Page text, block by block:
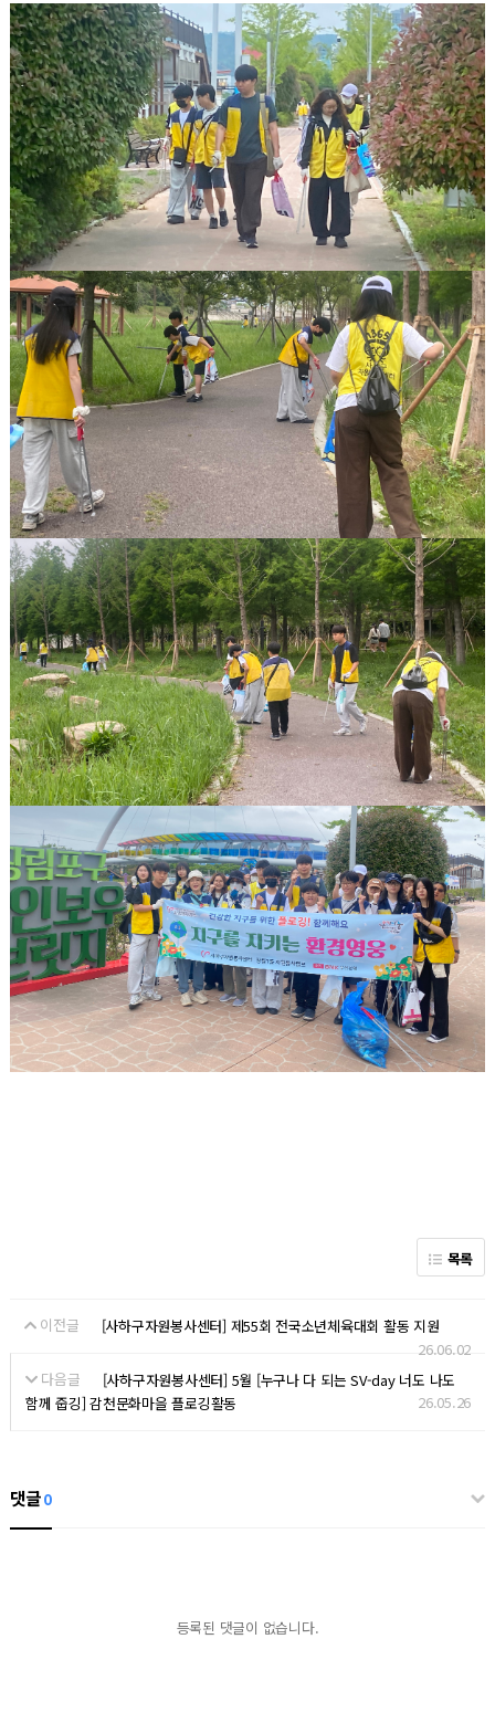
목록
이전글
[사하구자원봉사센터] 제55회 전국소년체육대회 활동 지원
26.06.02
다음글
[사하구자원봉사센터] 5월 [누구나 다 되는 SV-day 너도 나도
함께 줍깅] 감천문화마을 플로깅활동
26.05.26
댓글0
등록된 댓글이 없습니다.